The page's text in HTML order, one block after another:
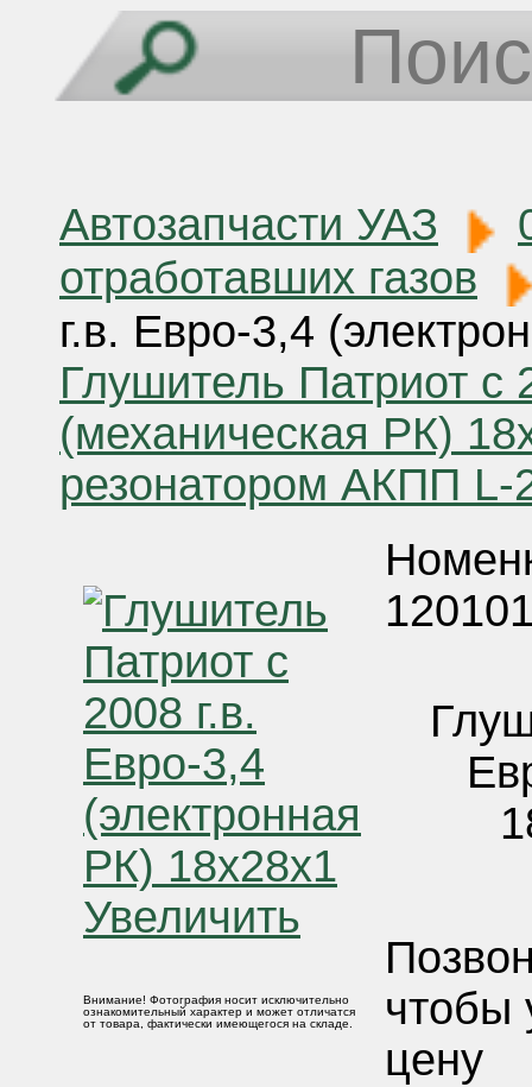
Автозапчасти УАЗ
отработавших газов
г.в. Евро-3,4
Глушитель Патриот с
(механическая РК)
резонатором АКПП L-
Увеличить
Внимание! Фотография носит исключительно
ознакомительный характер и может отличатся
от товара, фактически имеющегося на складе.
чтобы
цену